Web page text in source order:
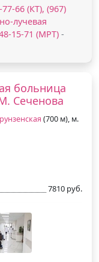
66 (КТ), (967)
лучевая
15-71 (МРТ) -
больница
Сеченова
(700 м), м.
7810 руб.